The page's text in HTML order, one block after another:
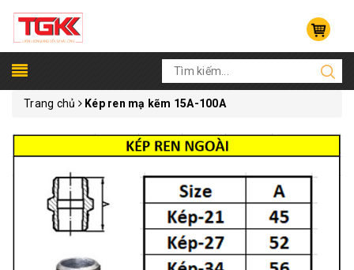
Trang chủ Kép ren mạ kẽm 15A-100A